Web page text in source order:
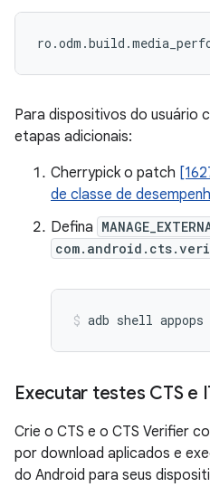
Para dispositivos do usuário
etapas adicionais:
Cherrypick o patch
de classe de
Defina
adb shell appops
Executar testes CTS e
Crie o CTS e o CTS Verifier
por download aplicados e
do Android para seus